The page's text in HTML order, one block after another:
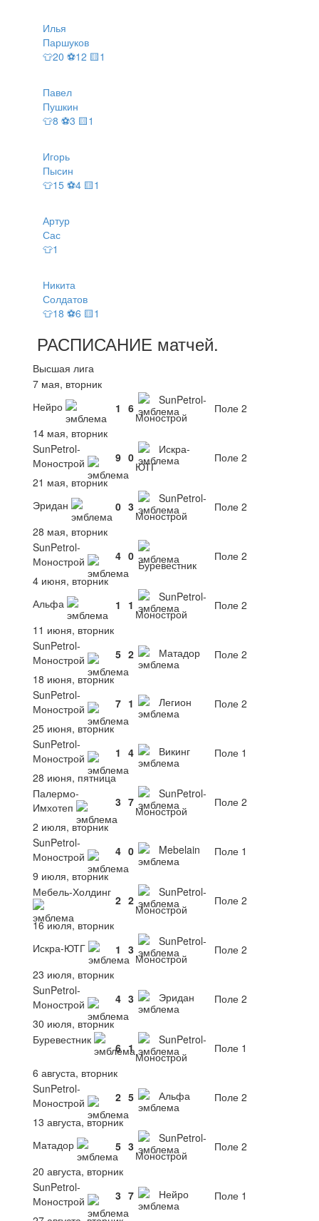
Илья
Паршуков
👕20 ⚽12 🟨1
Павел
Пушкин
👕8 ⚽3 🟨1
Игорь
Пысин
👕15 ⚽4 🟨1
Артур
Сас
👕1
Никита
Солдатов
👕18 ⚽6 🟨1
РАСПИСАНИЕ матчей.
Высшая лига
7 мая, вторник
Нейро
1 6
SunPetrol-
Монострой
Поле 2
14 мая, вторник
SunPetrol-
Монострой
9 0
Искра-
ЮТГ
Поле 2
21 мая, вторник
Эридан
0 3
SunPetrol-
Монострой
Поле 2
28 мая, вторник
SunPetrol-
Монострой
4 0
Буревестник
Поле 2
4 июня, вторник
Альфа
1 1
SunPetrol-
Монострой
Поле 2
11 июня, вторник
SunPetrol-
Монострой
5 2 Матадор
Поле 2
18 июня, вторник
SunPetrol-
Монострой
7 1 Легион
Поле 2
25 июня, вторник
SunPetrol-
Монострой
1 4 Викинг
Поле 1
28 июня, пятница
Палермо-
Имхотеп
3 7
SunPetrol-
Монострой
Поле 2
2 июля, вторник
SunPetrol-
Монострой
4 0 Mebelain
Поле 1
9 июля, вторник
Мебель-Холдинг
2 2
SunPetrol-
Монострой
Поле 2
16 июля, вторник
Искра-ЮТГ
1 3
SunPetrol-
Монострой
Поле 2
23 июля, вторник
SunPetrol-
Монострой
4 3 Эридан
Поле 2
30 июля, вторник
Буревестник
6 1
SunPetrol-
Монострой
Поле 1
6 августа, вторник
SunPetrol-
Монострой
2 5 Альфа
Поле 2
13 августа, вторник
Матадор
5 3
SunPetrol-
Монострой
Поле 2
20 августа, вторник
SunPetrol-
Монострой
3 7 Нейро
Поле 1